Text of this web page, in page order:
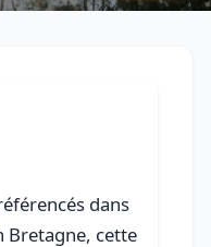
dans
Bretagne, cette